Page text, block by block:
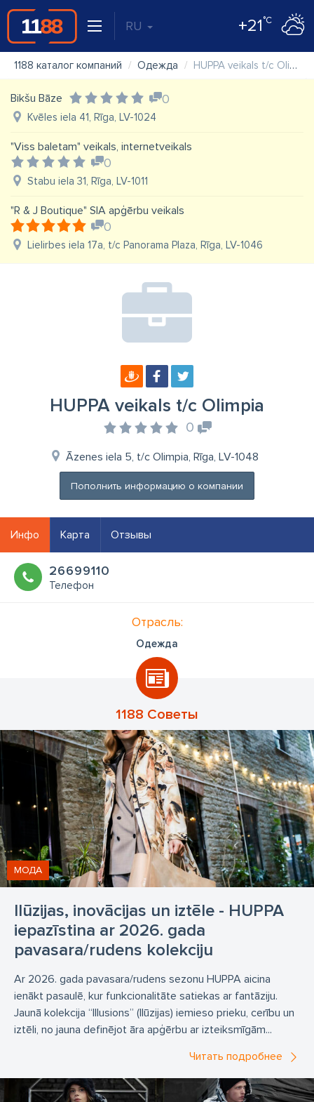
RU +21°C
1188 каталог компаний Одежда HUPPA veikals t/c Olimpia
Bikšu Bāze 0
Kvēles iela 41, Rīga, LV-1024
"Viss baletam" veikals, internetveikals
0
Stabu iela 31, Rīga, LV-1011
"R & J Boutique" SIA apģērbu veikals
0
Lielirbes iela 17a, t/c Panorama Plaza, Rīga, LV-1046
HUPPA veikals t/c Olimpia
0
Āzenes iela 5, t/c Olimpia, Rīga, LV-1048
Пополнить информацию о компании
Инфо Карта Отзывы
26699110
Телефон
Отрасль:
Одежда
1188 Советы
Ilūzijas, inovācijas un iztēle - HUPPA
iepazīstina ar 2026. gada
pavasara/rudens kolekciju
МОДА
Ar 2026. gada pavasara/rudens sezonu HUPPA aicina
ienākt pasaulē, kur funkcionalitāte satiekas ar fantāziju.
Jaunā kolekcija “Illusions” (Ilūzijas) iemieso prieku, cerību un
iztēli, no jauna definējot āra apģērbu ar izteiksmīgām...
Читать подробнее